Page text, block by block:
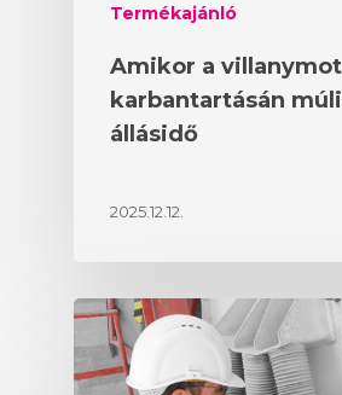
Termékajánló
Amikor a
karbantartásán
állásidő
2025.12.12.